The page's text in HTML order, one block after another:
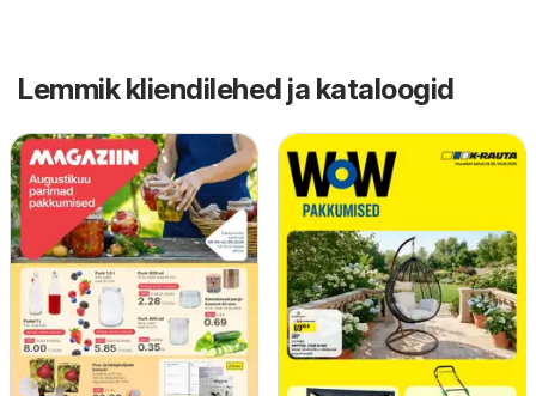
Lemmik kliendilehed ja kataloogid